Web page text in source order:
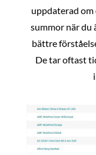
uppdaterad
summor när du
bättre
De tar oftast